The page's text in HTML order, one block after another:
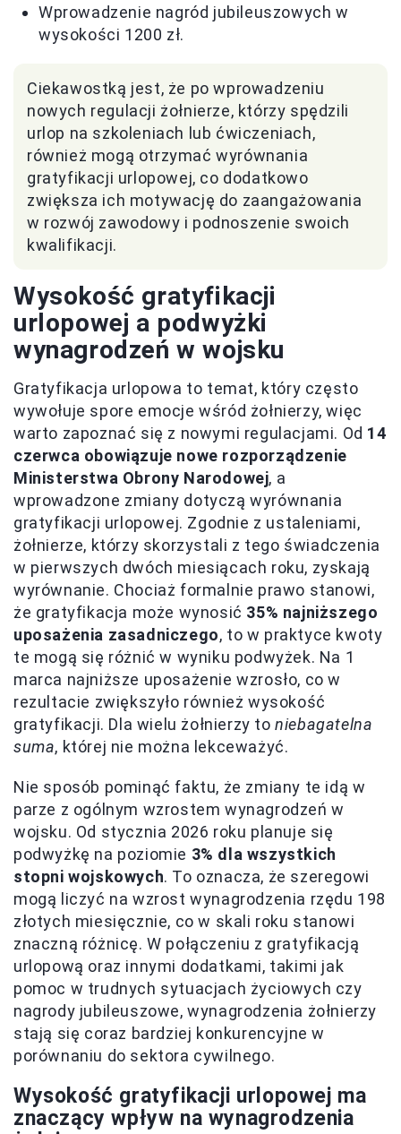
Wprowadzenie nagród jubileuszowych w
wysokości 1200 zł.
Ciekawostką jest, że po wprowadzeniu
nowych regulacji żołnierze, którzy spędzili
urlop na szkoleniach lub ćwiczeniach,
również mogą otrzymać wyrównania
gratyfikacji urlopowej, co dodatkowo
zwiększa ich motywację do zaangażowania
w rozwój zawodowy i podnoszenie swoich
kwalifikacji.
Wysokość gratyfikacji
urlopowej a podwyżki
wynagrodzeń w wojsku
Gratyfikacja urlopowa to temat, który często
wywołuje spore emocje wśród żołnierzy, więc
warto zapoznać się z nowymi regulacjami. Od 14
czerwca obowiązuje nowe rozporządzenie
Ministerstwa Obrony Narodowej, a
wprowadzone zmiany dotyczą wyrównania
gratyfikacji urlopowej. Zgodnie z ustaleniami,
żołnierze, którzy skorzystali z tego świadczenia
w pierwszych dwóch miesiącach roku, zyskają
wyrównanie. Chociaż formalnie prawo stanowi,
że gratyfikacja może wynosić 35% najniższego
uposażenia zasadniczego, to w praktyce kwoty
te mogą się różnić w wyniku podwyżek. Na 1
marca najniższe uposażenie wzrosło, co w
rezultacie zwiększyło również wysokość
gratyfikacji. Dla wielu żołnierzy toniebagatelna
suma, której nie można lekceważyć.
Nie sposób pominąć faktu, że zmiany te idą w
parze z ogólnym wzrostem wynagrodzeń w
wojsku. Od stycznia 2026 roku planuje się
podwyżkę na poziomie 3% dla wszystkich
stopni wojskowych. To oznacza, że szeregowi
mogą liczyć na wzrost wynagrodzenia rzędu 198
złotych miesięcznie, co w skali roku stanowi
znaczną różnicę. W połączeniu z gratyfikacją
urlopową oraz innymi dodatkami, takimi jak
pomoc w trudnych sytuacjach życiowych czy
nagrody jubileuszowe, wynagrodzenia żołnierzy
stają się coraz bardziej konkurencyjne w
porównaniu do sektora cywilnego.
Wysokość gratyfikacji urlopowej ma
znaczący wpływ na wynagrodzenia